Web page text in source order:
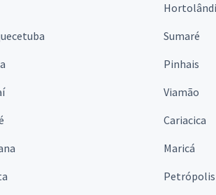
Sumaré
Pinhais
Viamão
Cariacica
Maricá
Petrópolis